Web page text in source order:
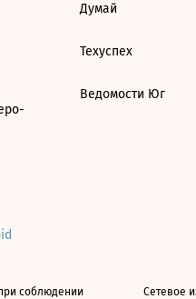
Думай
Техуспех
Ведомости Юг
соблюдении
Сетевое